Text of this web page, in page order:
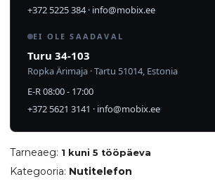
+372 5225 384· info@mobix.ee
EI OLE SAADAVAL
Turu 34-103
Ropka Ärimaja · Tartu 51014, Estonia
E-R 08:00 - 17:00
+372 5621 3141 · info@mobix.ee
Tarneaeg: 1 kuni 5 tööpäeva
Kategooria: Nutitelefon